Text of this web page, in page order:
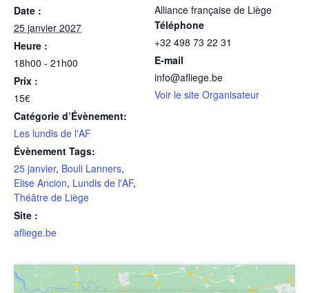
Date :
25 janvier 2027
Heure :
18h00 - 21h00
Prix :
15€
Catégorie d’Évènement:
Les lundis de l'AF
Évènement Tags:
25 janvier, Bouli Lanners,
Elise Ancion, Lundis de l'AF,
Théâtre de Liège
Site :
afliege.be
Alliance française de Liège
Téléphone
+32 498 73 22 31
E-mail
info@afliege.be
Voir le site Organisateur